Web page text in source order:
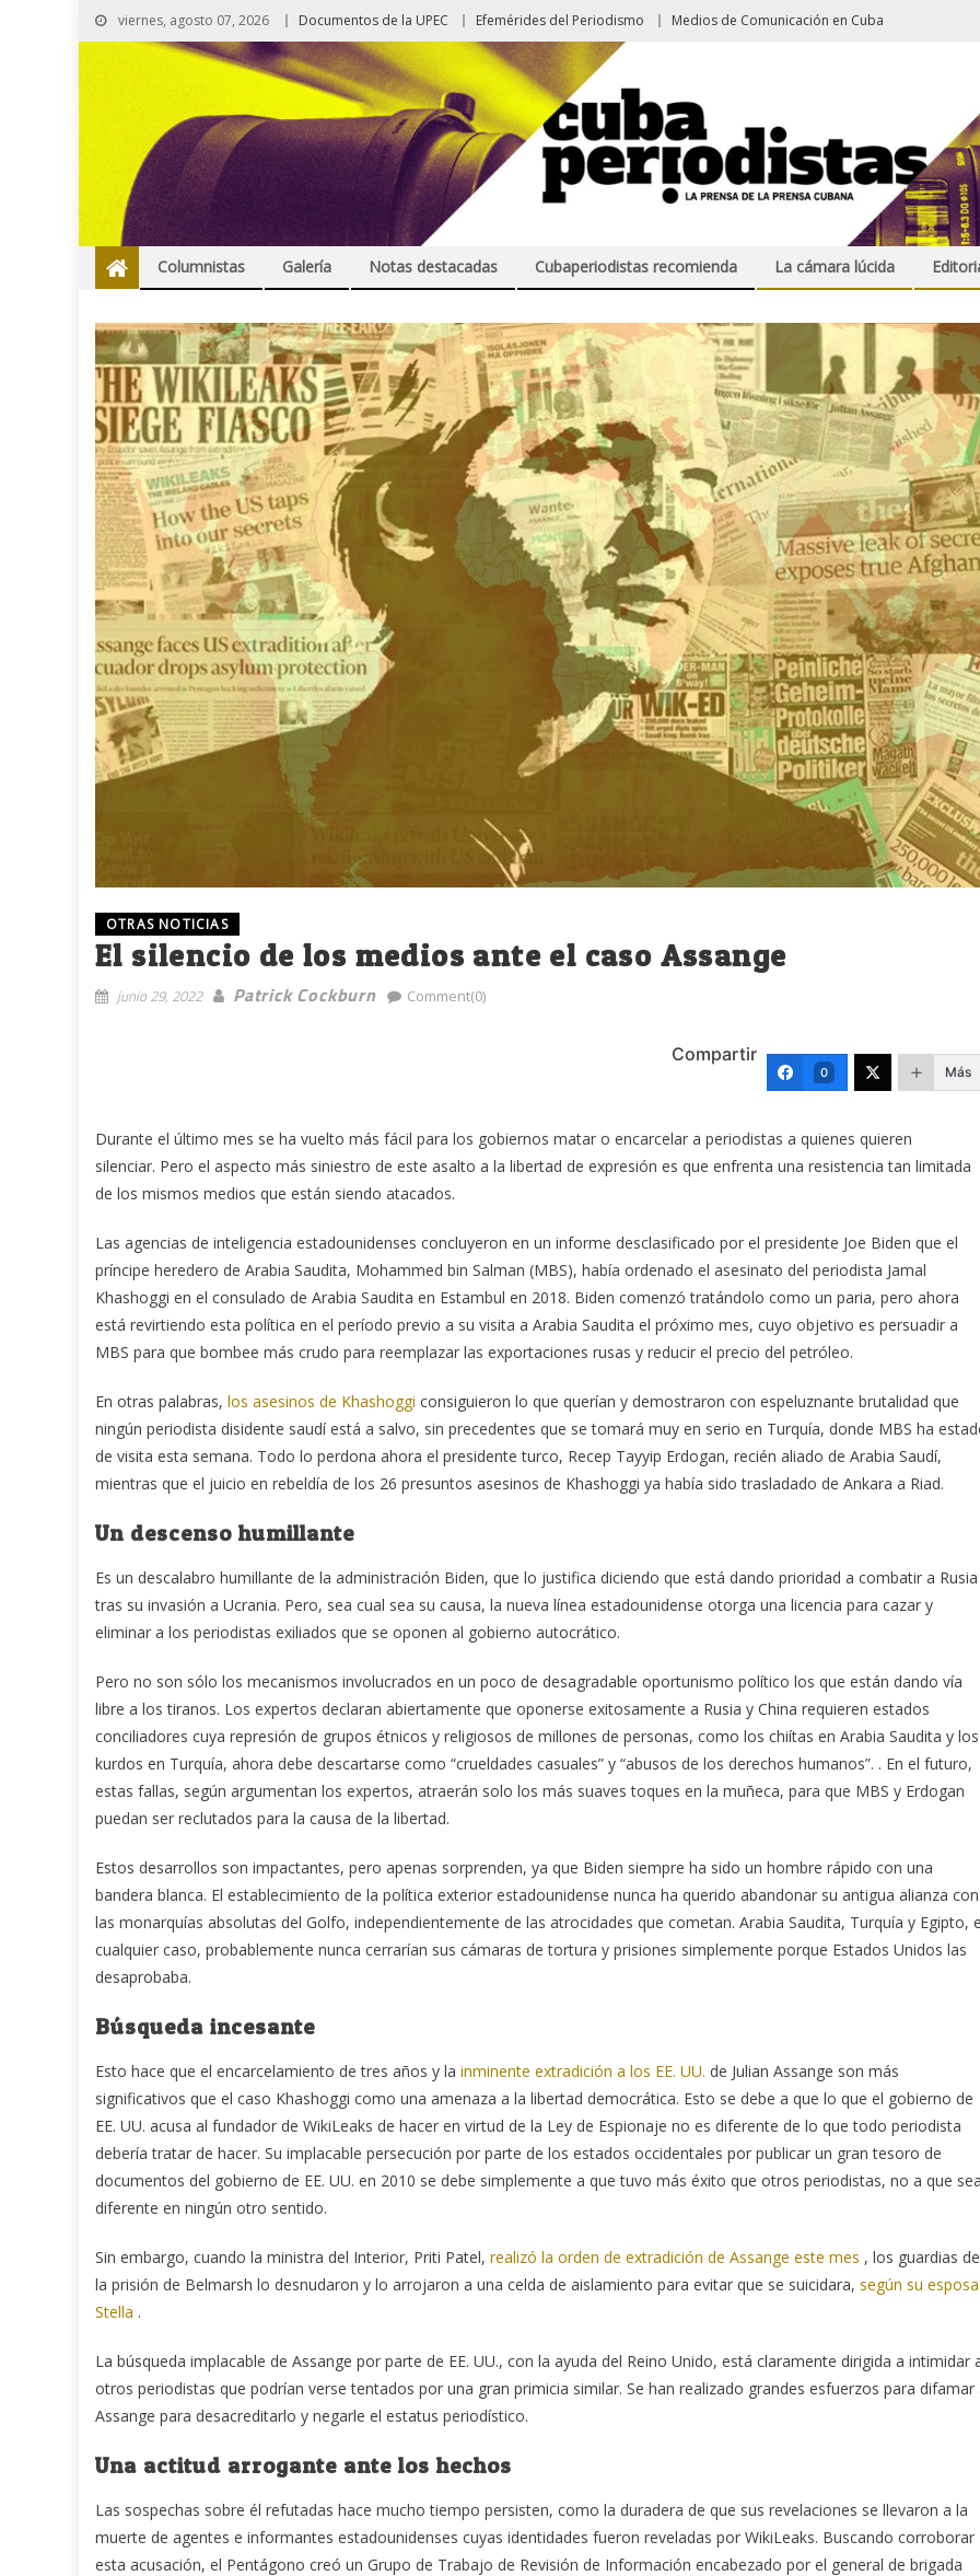
viernes, agosto 07, 2026 Documentos de la UPEC Efemérides del Periodismo Medios de Comunicación en Cuba
Columnistas Galería Notas destacadas Cubaperiodistas recomienda La cámara lúcida
OTRAS NOTICIAS
El silencio de los medios ante el caso Assange
junio 29, 2022 Patrick Cockburn Comment(0)
Compartir
0 Más
Durante el último mes se ha vuelto más fácil para los gobiernos matar o encarcelar a periodistas a quienes quieren
silenciar. Pero el aspecto más siniestro de este asalto a la libertad de expresión es que enfrenta una resistencia tan limitada
de los mismos medios que están siendo atacados.
Las agencias de inteligencia estadounidenses concluyeron en un informe desclasificado por el presidente Joe Biden que el
príncipe heredero de Arabia Saudita, Mohammed bin Salman (MBS), había ordenado el asesinato del periodista Jamal
Khashoggi en el consulado de Arabia Saudita en Estambul en 2018. Biden comenzó tratándolo como un paria, pero ahora
está revirtiendo esta política en el período previo a su visita a Arabia Saudita el próximo mes, cuyo objetivo es persuadir a
MBS para que bombee más crudo para reemplazar las exportaciones rusas y reducir el precio del petróleo.
En otras palabras, los asesinos de Khashoggi consiguieron lo que querían y demostraron con espeluznante brutalidad que
ningún periodista disidente saudí está a salvo, sin precedentes que se tomará muy en serio en Turquía, donde MBS ha
de visita esta semana. Todo lo perdona ahora el presidente turco, Recep Tayyip Erdogan, recién aliado de Arabia Saudí,
mientras que el juicio en rebeldía de los 26 presuntos asesinos de Khashoggi ya había sido trasladado de Ankara a Riad.
Un descenso humillante
Es un descalabro humillante de la administración Biden, que lo justifica diciendo que está dando prioridad a combatir a Rusia
tras su invasión a Ucrania. Pero, sea cual sea su causa, la nueva línea estadounidense otorga una licencia para cazar y
eliminar a los periodistas exiliados que se oponen al gobierno autocrático.
Pero no son sólo los mecanismos involucrados en un poco de desagradable oportunismo político los que están dando vía
libre a los tiranos. Los expertos declaran abiertamente que oponerse exitosamente a Rusia y China requieren estados
conciliadores cuya represión de grupos étnicos y religiosos de millones de personas, como los chiítas en Arabia Saudita y los
kurdos en Turquía, ahora debe descartarse como “crueldades casuales” y “abusos de los derechos humanos”. . En el futuro,
estas fallas, según argumentan los expertos, atraerán solo los más suaves toques en la muñeca, para que MBS y Erdogan
puedan ser reclutados para la causa de la libertad.
Estos desarrollos son impactantes, pero apenas sorprenden, ya que Biden siempre ha sido un hombre rápido con una
bandera blanca. El establecimiento de la política exterior estadounidense nunca ha querido abandonar su antigua alianza con
las monarquías absolutas del Golfo, independientemente de las atrocidades que cometan. Arabia Saudita, Turquía y Egipto,
cualquier caso, probablemente nunca cerrarían sus cámaras de tortura y prisiones simplemente porque Estados Unidos las
desaprobaba.
Búsqueda incesante
Esto hace que el encarcelamiento de tres años y la inminente extradición a los EE. UU. de Julian Assange son más
significativos que el caso Khashoggi como una amenaza a la libertad democrática. Esto se debe a que lo que el gobierno de
EE. UU. acusa al fundador de WikiLeaks de hacer en virtud de la Ley de Espionaje no es diferente de lo que todo periodista
debería tratar de hacer. Su implacable persecución por parte de los estados occidentales por publicar un gran tesoro de
documentos del gobierno de EE. UU. en 2010 se debe simplemente a que tuvo más éxito que otros periodistas, no a que
diferente en ningún otro sentido.
Sin embargo, cuando la ministra del Interior, Priti Patel, realizó la orden de extradición de Assange este mes , los guardias de
la prisión de Belmarsh lo desnudaron y lo arrojaron a una celda de aislamiento para evitar que se suicidara, según su esposa
Stella .
La búsqueda implacable de Assange por parte de EE. UU., con la ayuda del Reino Unido, está claramente dirigida a intimidar
otros periodistas que podrían verse tentados por una gran primicia similar. Se han realizado grandes esfuerzos para difamar
Assange para desacreditarlo y negarle el estatus periodístico.
Una actitud arrogante ante los hechos
Las sospechas sobre él refutadas hace mucho tiempo persisten, como la duradera de que sus revelaciones se llevaron a la
muerte de agentes e informantes estadounidenses cuyas identidades fueron reveladas por WikiLeaks. Buscando corroborar
esta acusación, el Pentágono creó un Grupo de Trabajo de Revisión de Información encabezado por el general de brigada